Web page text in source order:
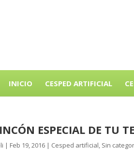
INICIO CESPED ARTIFICIAL
ESPECIAL DE TU
| Feb 19, 2016 | Cesped artificial, Sin